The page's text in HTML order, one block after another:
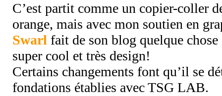
C’est partit comme un copier-coller
orange, mais avec mon soutien en
Swarl fait de son blog quelque
super cool et très design!
Certains changements font qu’il se
fondations établies avec TSG LAB.